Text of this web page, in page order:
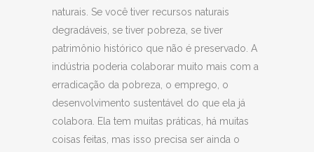
naturais. Se você tiver recursos naturais
degradáveis, se tiver pobreza, se tiver
patrimônio histórico que não é preservado. A
indústria poderia colaborar muito mais com a
erradicação da pobreza, o emprego, o
desenvolvimento sustentável do que ela já
colabora. Ela tem muitas práticas, há muitas
coisas feitas, mas isso precisa ser ainda o